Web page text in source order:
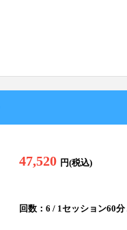
47,520 円(税込)
回数：6 / 1セッション60分